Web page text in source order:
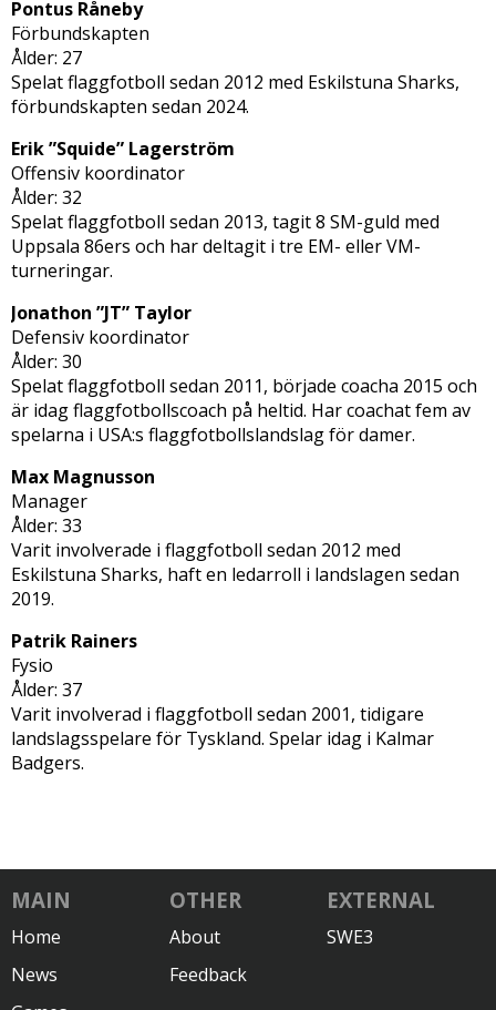
Pontus Råneby
Förbundskapten
Ålder: 27
Spelat flaggfotboll sedan 2012 med Eskilstuna Sharks,
förbundskapten sedan 2024.
Erik ”Squide” Lagerström
Offensiv koordinator
Ålder: 32
Spelat flaggfotboll sedan 2013, tagit 8 SM-guld med
Uppsala 86ers och har deltagit i tre EM- eller VM-
turneringar.
Jonathon ”JT” Taylor
Defensiv koordinator
Ålder: 30
Spelat flaggfotboll sedan 2011, började coacha 2015 och
är idag flaggfotbollscoach på heltid. Har coachat fem av
spelarna i USA:s flaggfotbollslandslag för damer.
Max Magnusson
Manager
Ålder: 33
Varit involverade i flaggfotboll sedan 2012 med
Eskilstuna Sharks, haft en ledarroll i landslagen sedan
2019.
Patrik Rainers
Fysio
Ålder: 37
Varit involverad i flaggfotboll sedan 2001, tidigare
landslagsspelare för Tyskland. Spelar idag i Kalmar
Badgers.
MAIN
Home
News
OTHER
About
Feedback
EXTERNAL
SWE3